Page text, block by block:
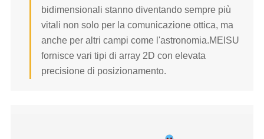
bidimensionali stanno diventando sempre più
vitali non solo per la comunicazione ottica, ma
anche per altri campi come l'astronomia.MEISU
fornisce vari tipi di array 2D con elevata
precisione di posizionamento.
LESEN SIE MEHR